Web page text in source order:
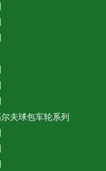
夫球包车轮系列